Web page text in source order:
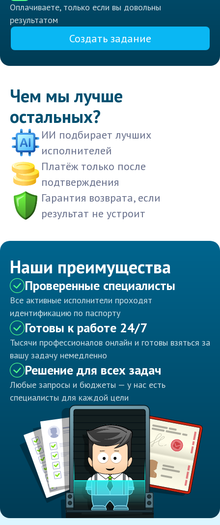
Оплачиваете, только если вы довольны
результатом
Создать задание
Чем мы лучше
остальных?
ИИ подбирает лучших
исполнителей
Платёж только после
подтверждения
Гарантия возврата, если
результат не устроит
Наши преимущества
Проверенные специалисты
Все активные исполнители проходят
идентификацию по паспорту
Готовы к работе 24/7
Тысячи профессионалов онлайн и готовы взяться за
вашу задачу немедленно
Решение для всех задач
Любые запросы и бюджеты — у нас есть
специалисты для каждой цели